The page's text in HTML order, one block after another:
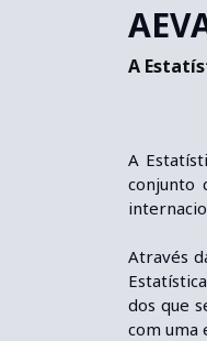
A
A
conjunto
Através
dos que
com uma